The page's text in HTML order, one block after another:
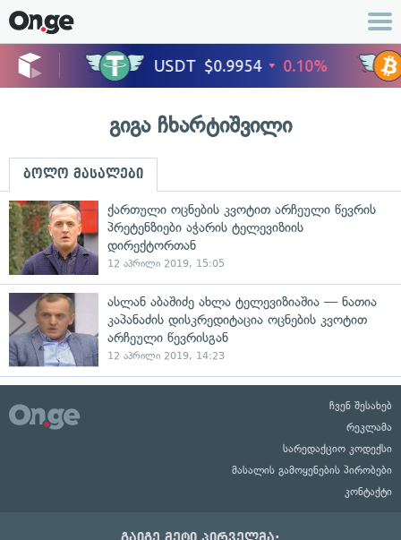
გიგა ჩხარტიშვილი
ბოლო მასალები
ქართული ოცნების კვოტით არჩეული წევრის
პრეტენზიები აჭარის ტელევიზიის
დირექტორთან
12 აპრილი 2019, 15:05
ასლან აბაშიძე ახლა ტელევიზიაშია — ნათია
კაპანაძის დისკრედიტაცია ოცნების კვოტით
არჩეული წევრისგან
12 აპრილი 2019, 14:23
ჩვენ შესახებ
რეკლამა
სარედაქციო კოდექსი
მასალის გამოყენების პირობები
კონტაქტი